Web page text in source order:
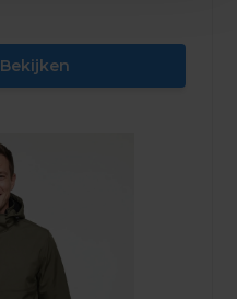
Bekijken